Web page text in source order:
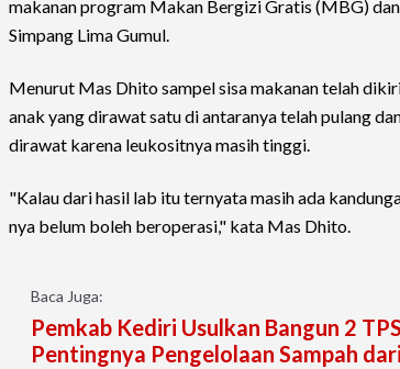
makanan program Makan Bergizi Gratis (MBG)
Simpang Lima Gumul.
Menurut Mas Dhito sampel sisa makanan telah
anak yang dirawat satu di antaranya telah pulang
dirawat karena leukositnya masih tinggi.
"Kalau dari hasil lab itu ternyata masih ada
nya belum boleh beroperasi," kata Mas Dhito.
Baca Juga:
Pemkab Kediri Usulkan Bangun 2
Pentingnya Pengelolaan Sampah